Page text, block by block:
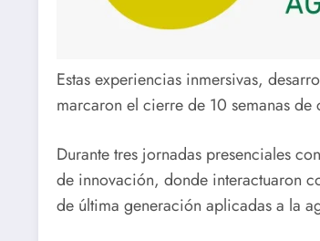
Estas experiencias inmersivas,
marcaron el cierre de 10 semanas
Durante tres jornadas presenciales
de innovación, donde interactuaron
de última generación aplicadas a la